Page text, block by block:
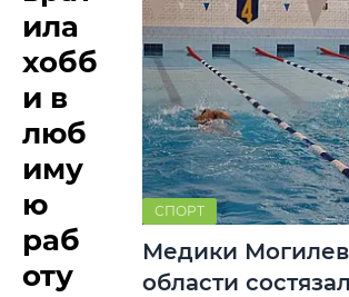
ила
хобб
и в
люб
иму
ю
раб
оту
СПОРТ
Медики
области